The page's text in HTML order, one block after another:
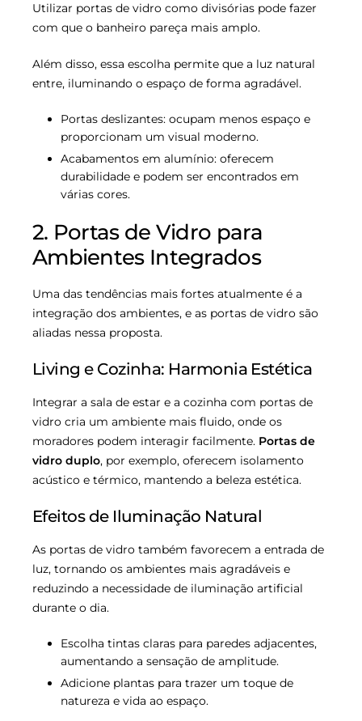
Utilizar portas de vidro como divisórias pode fazer
com que o banheiro pareça mais amplo.
Além disso, essa escolha permite que a luz natural
entre, iluminando o espaço de forma agradável.
Portas deslizantes: ocupam menos espaço e
proporcionam um visual moderno.
Acabamentos em alumínio: oferecem
durabilidade e podem ser encontrados em
várias cores.
2. Portas de Vidro para
Ambientes Integrados
Uma das tendências mais fortes atualmente é a
integração dos ambientes, e as portas de vidro são
aliadas nessa proposta.
Living e Cozinha: Harmonia Estética
Integrar a sala de estar e a cozinha com portas de
vidro cria um ambiente mais fluido, onde os
moradores podem interagir facilmente. Portas de
vidro duplo, por exemplo, oferecem isolamento
acústico e térmico, mantendo a beleza estética.
Efeitos de Iluminação Natural
As portas de vidro também favorecem a entrada de
luz, tornando os ambientes mais agradáveis e
reduzindo a necessidade de iluminação artificial
durante o dia.
Escolha tintas claras para paredes adjacentes,
aumentando a sensação de amplitude.
Adicione plantas para trazer um toque de
natureza e vida ao espaço.